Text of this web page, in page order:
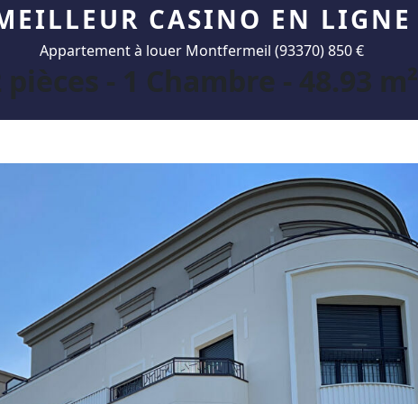
CASINO EN LIGNE
Appartement à louer Montfermeil (93370) 850 €
pièces - 1 Chambre - 48.93 m²